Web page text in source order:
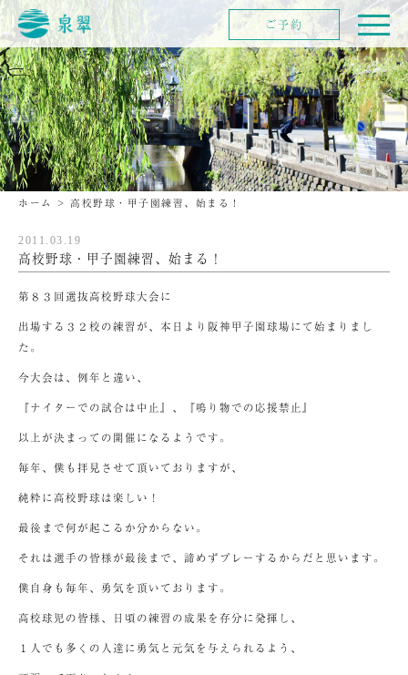
ホーム > 高校野球・甲子園練習、始まる！
2011.03.19
高校野球・甲子園練習、始まる！
第８３回選抜高校野球大会に
出場する３２校の練習が、本日より阪神甲子園球場にて始まりまし
た。
今大会は、例年と違い、
『ナイターでの試合は中止』、『鳴り物での応援禁止』
以上が決まっての開催になるようです。
毎年、僕も拝見させて頂いておりますが、
純粋に高校野球は楽しい！
最後まで何が起こるか分からない。
それは選手の皆様が最後まで、諦めずプレーするからだと思います。
僕自身も毎年、勇気を頂いております。
高校球児の皆様、日頃の練習の成果を存分に発揮し、
１人でも多くの人達に勇気と元気を与えられるよう、
ご予約